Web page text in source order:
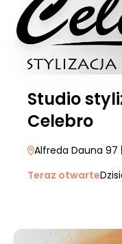
Studio
Celebro
Alfreda Dauna 97
Teraz otwarte